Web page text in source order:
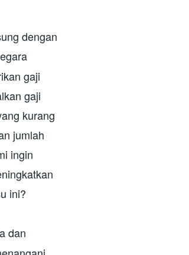
dengan
gaji
gaji
kurang
jumlah
ingin
ini?
dan